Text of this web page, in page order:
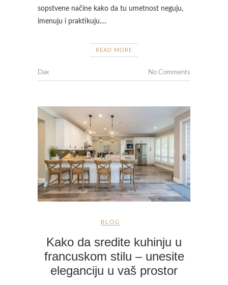
sopstvene načine kako da tu umetnost neguju,
imenuju i praktikuju.…
READ MORE
Dax No Comments
BLOG
Kako da sredite kuhinju u
francuskom stilu – unesite
eleganciju u vaš prostor